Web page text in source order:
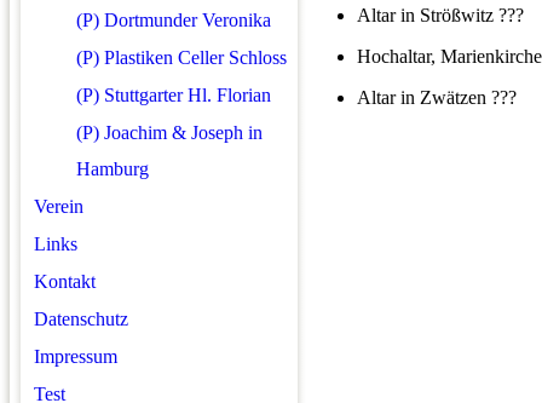
(P) Dortmunder Veronika
(P) Plastiken Celler Schloss
(P) Stuttgarter Hl. Florian
(P) Joachim & Joseph in
Hamburg
Verein
Links
Kontakt
Datenschutz
Impressum
Test
Altar in Strößwitz ???
Hochaltar,
Altar in Zwätzen ???